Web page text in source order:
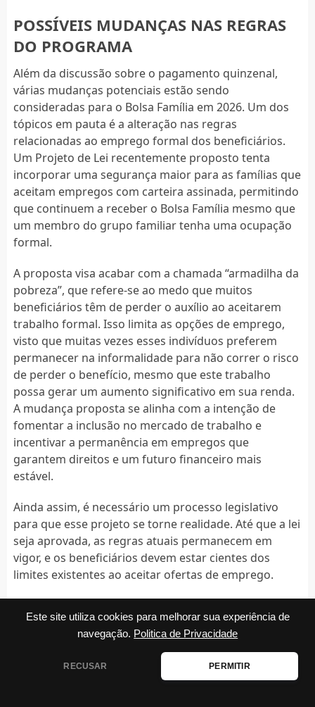
Este site utiliza cookies para melhorar sua experiência de
navegação. Politica de Privacidade
RECUSAR PERMITIR
POSSÍVEIS MUDANÇAS NAS REGRAS
DO PROGRAMA
Além da discussão sobre o pagamento quinzenal,
várias mudanças potenciais estão sendo
consideradas para o Bolsa Família em 2026. Um dos
tópicos em pauta é a alteração nas regras
relacionadas ao emprego formal dos beneficiários.
Um Projeto de Lei recentemente proposto tenta
incorporar uma segurança maior para as famílias que
aceitam empregos com carteira assinada, permitindo
que continuem a receber o Bolsa Família mesmo que
um membro do grupo familiar tenha uma ocupação
formal.
A proposta visa acabar com a chamada “armadilha da
pobreza”, que refere-se ao medo que muitos
beneficiários têm de perder o auxílio ao aceitarem
trabalho formal. Isso limita as opções de emprego,
visto que muitas vezes esses indivíduos preferem
permanecer na informalidade para não correr o risco
de perder o benefício, mesmo que este trabalho
possa gerar um aumento significativo em sua renda.
A mudança proposta se alinha com a intenção de
fomentar a inclusão no mercado de trabalho e
incentivar a permanência em empregos que
garantem direitos e um futuro financeiro mais
estável.
Ainda assim, é necessário um processo legislativo
para que esse projeto se torne realidade. Até que a lei
seja aprovada, as regras atuais permanecem em
vigor, e os beneficiários devem estar cientes dos
limites existentes ao aceitar ofertas de emprego.
IMPACTOS DO CUSTO DE VIDA NO
BOLSA FAMÍLIA
O custo de vida continua a ser uma preocupação
central no Brasil, e seu impacto nas famílias que